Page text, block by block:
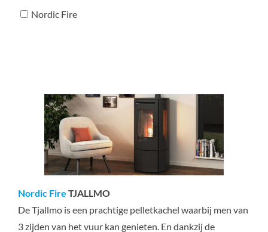
Nordic Fire TJALLMO
De Tjallmo is een prachtige pelletkachel waarbij men van
3 zijden van het vuur kan genieten. En dankzij de
Nordic Fire